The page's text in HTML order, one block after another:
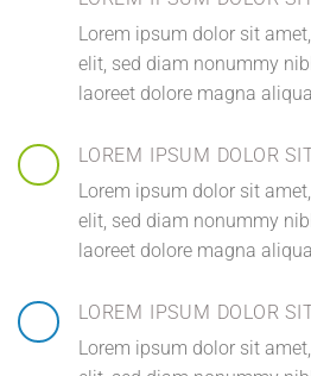
Lorem ipsum dolor sit
elit, sed diam nonummy
laoreet dolore magna
LOREM IPSUM DOLOR
Lorem ipsum dolor sit
elit, sed diam nonummy
laoreet dolore magna
LOREM IPSUM DOLOR
Lorem ipsum dolor sit